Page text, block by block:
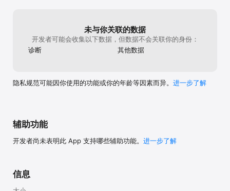
未与你关联的数据
开发者可能会收集以下数据，但数据不会关联你的身份：
诊断
其他数据
隐私规范可能因你使用的功能或你的年龄等因素而异。 进一步了解
辅助功能
开发者尚未表明此 App 支持哪些辅助功能。 进一步了解
信息